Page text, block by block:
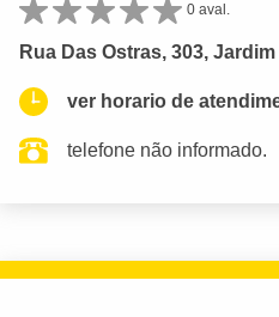
0 aval.
Rua Das Ostras, 303,
ver horario de
telefone não informado.